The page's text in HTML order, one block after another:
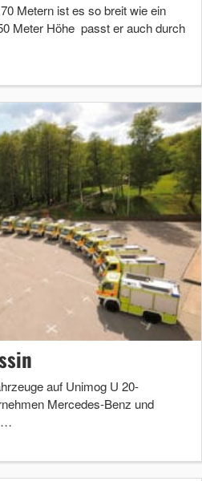
Metern ist es so breit wie ein
Meter Höhe passt er auch durch
auf Unimog U 20-
Mercedes-Benz und
…